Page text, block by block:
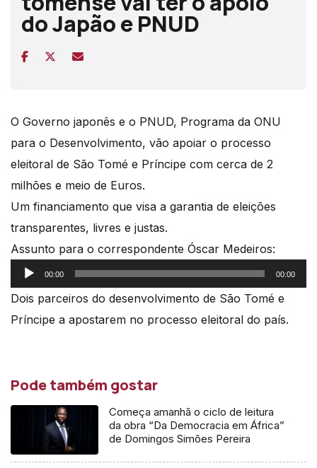
do Japão e PNUD
O Governo japonês e o PNUD, Programa da ONU
para o Desenvolvimento, vão apoiar o processo
eleitoral de São Tomé e Príncipe com cerca de 2
milhões e meio de Euros.
Um financiamento que visa a garantia de eleições
transparentes, livres e justas.
Assunto para o correspondente Óscar Medeiros:
Reprodutor
de
áudio
00:00 00:00
Dois parceiros do desenvolvimento de São Tomé e
Príncipe a apostarem no processo eleitoral do país.
Pode também gostar
Começa amanhã o ciclo de leitura
da obra “Da Democracia em África”
de Domingos Simões Pereira